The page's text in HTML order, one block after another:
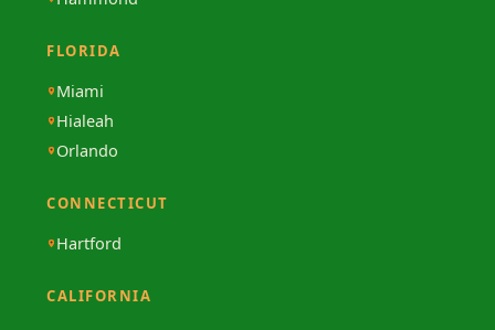
FLORIDA
Miami
Hialeah
Orlando
CONNECTICUT
Hartford
CALIFORNIA